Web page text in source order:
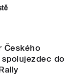
Českého
do